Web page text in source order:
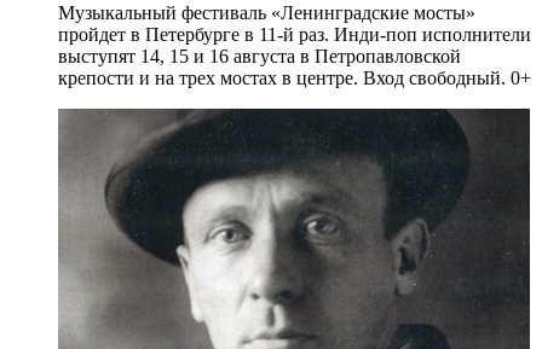
Музыкальный фестиваль «Ленинградские мосты»
пройдет в Петербурге в 11-й раз. Инди-поп исполнители
выступят 14, 15 и 16 августа в Петропавловской
крепости и на трех мостах в центре. Вход свободный. 0+